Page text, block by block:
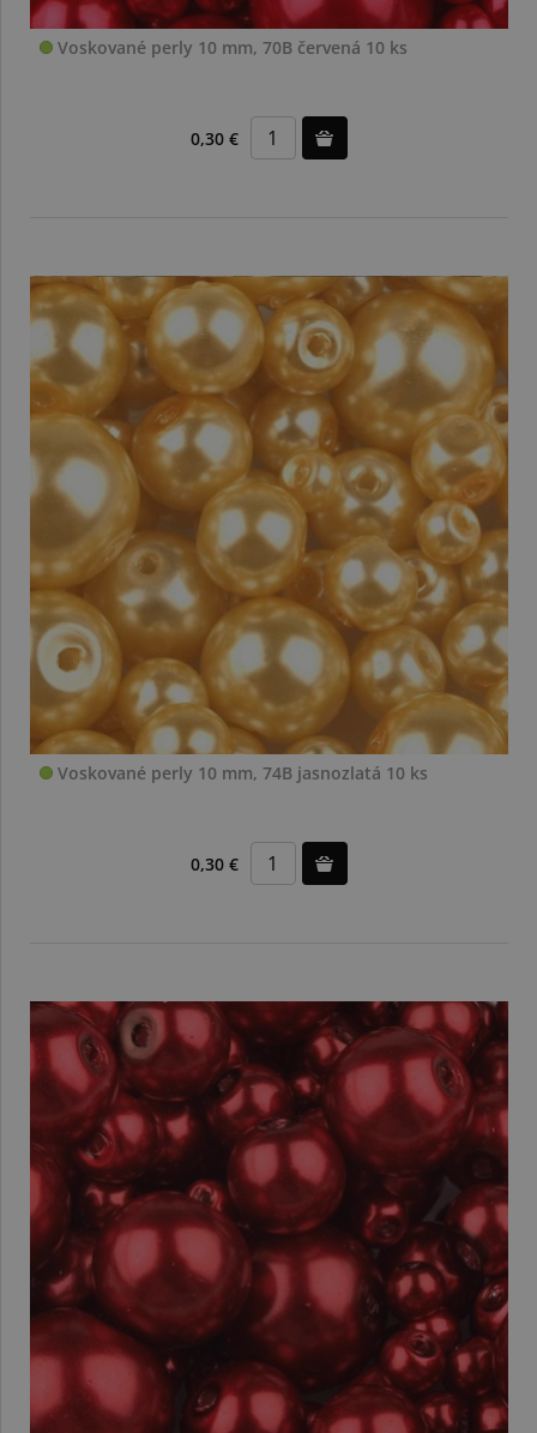
Voskované perly 10 mm, 70B červená 10 ks
0,30 €
Voskované perly 10 mm, 74B jasnozlatá 10 ks
0,30 €